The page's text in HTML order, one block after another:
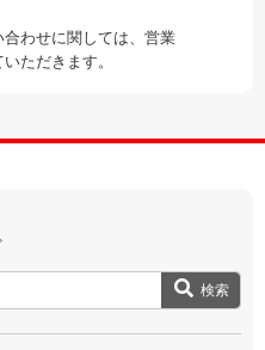
わせに関しては、営業
ただきます。
検索